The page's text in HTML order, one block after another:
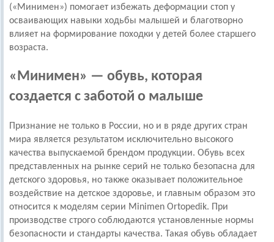
(«Минимен») помогает избежать деформации стоп у
осваивающих навыки ходьбы малышей и благотворно
влияет на формирование походки у детей более старшего
возраста.
«Минимен» — обувь, которая
создается с заботой о малыше
Признание не только в России, но и в ряде других стран
мира является результатом исключительно высокого
качества выпускаемой брендом продукции. Обувь всех
представленных на рынке серий не только безопасна для
детского здоровья, но также оказывает положительное
воздействие на детское здоровье, и главным образом это
относится к моделям серии Minimen Ortopedik. При
производстве строго соблюдаются установленные нормы
безопасности и стандарты качества. Такая обувь обладает